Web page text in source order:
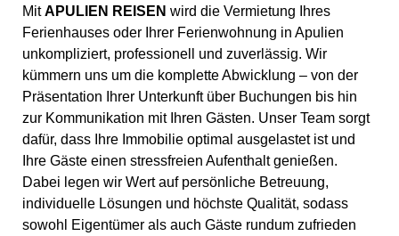
MitAPULIEN REISEN wird die Vermietung Ihres
Ferienhauses oder Ihrer Ferienwohnung in Apulien
unkompliziert, professionell und zuverlässig. Wir
kümmern uns um die komplette Abwicklung – von der
Präsentation Ihrer Unterkunft über Buchungen bis hin
zur Kommunikation mit Ihren Gästen. Unser Team sorgt
dafür, dass Ihre Immobilie optimal ausgelastet ist und
Ihre Gäste einen stressfreien Aufenthalt genießen.
Dabei legen wir Wert auf persönliche Betreuung,
individuelle Lösungen und höchste Qualität, sodass
sowohl Eigentümer als auch Gäste rundum zufrieden